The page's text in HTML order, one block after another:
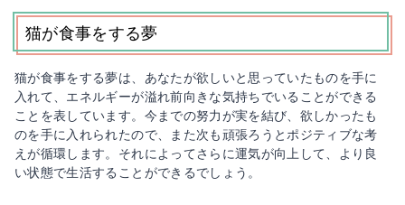
猫が食事をする夢
猫が食事をする夢は、あなたが欲しいと思っていたものを手に
入れて、エネルギーが溢れ前向きな気持ちでいることができる
ことを表しています。今までの努力が実を結び、欲しかったも
のを手に入れられたので、また次も頑張ろうとポジティブな考
えが循環します。それによってさらに運気が向上して、より良
い状態で生活することができるでしょう。